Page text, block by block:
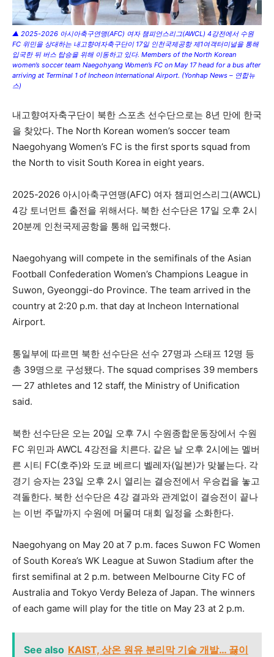
▲ 2025-2026 아시아축구연맹(AFC) 여자 챔피언스리그(AWCL) 4강전에서 수원
FC 위민을 상대하는 내고향여자축구단이 17일 인천국제공항 제1여객터미널을 통해
입국한 뒤 버스 탑승을 위해 이동하고 있다. Members of the North Korean
women’s soccer team Naegohyang Women’s FC on May 17 head for a bus after
arriving at Terminal 1 of Incheon International Airport. (Yonhap News – 연합뉴
스)
내고향여자축구단이 북한 스포츠 선수단으로는 8년 만에 한국
을 찾았다. The North Korean women’s soccer team
Naegohyang Women’s FC is the first sports squad from
the North to visit South Korea in eight years.
2025-2026 아시아축구연맹(AFC) 여자 챔피언스리그(AWCL)
4강 토너먼트 출전을 위해서다. 북한 선수단은 17일 오후 2시
20분께 인천국제공항을 통해 입국했다.
Naegohyang will compete in the semifinals of the Asian
Football Confederation Women’s Champions League in
Suwon, Gyeonggi-do Province. The team arrived in the
country at 2:20 p.m. that day at Incheon International
Airport.
통일부에 따르면 북한 선수단은 선수 27명과 스태프 12명 등
총 39명으로 구성됐다. The squad comprises 39 members
— 27 athletes and 12 staff, the Ministry of Unification
said.
북한 선수단은 오는 20일 오후 7시 수원종합운동장에서 수원
FC 위민과 AWCL 4강전을 치른다. 같은 날 오후 2시에는 멜버
른 시티 FC(호주)와 도쿄 베르디 벨레자(일본)가 맞붙는다. 각
경기 승자는 23일 오후 2시 열리는 결승전에서 우승컵을 놓고
격돌한다. 북한 선수단은 4강 결과와 관계없이 결승전이 끝나
는 이번 주말까지 수원에 머물며 대회 일정을 소화한다.
Naegohyang on May 20 at 7 p.m. faces Suwon FC Women
of South Korea’s WK League at Suwon Stadium after the
first semifinal at 2 p.m. between Melbourne City FC of
Australia and Tokyo Verdy Beleza of Japan. The winners
of each game will play for the title on May 23 at 2 p.m.
See also KAIST, 상온 원유 분리막 기술 개발… 끓이